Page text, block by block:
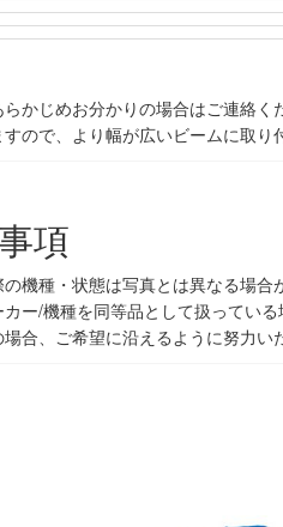
かじめお分かりの場合はご連絡く
ので、より幅が広いビームに取り
項
機種・状態は写真とは異なる場合
ー/機種を同等品として扱ってい
合、ご希望に沿えるように努力